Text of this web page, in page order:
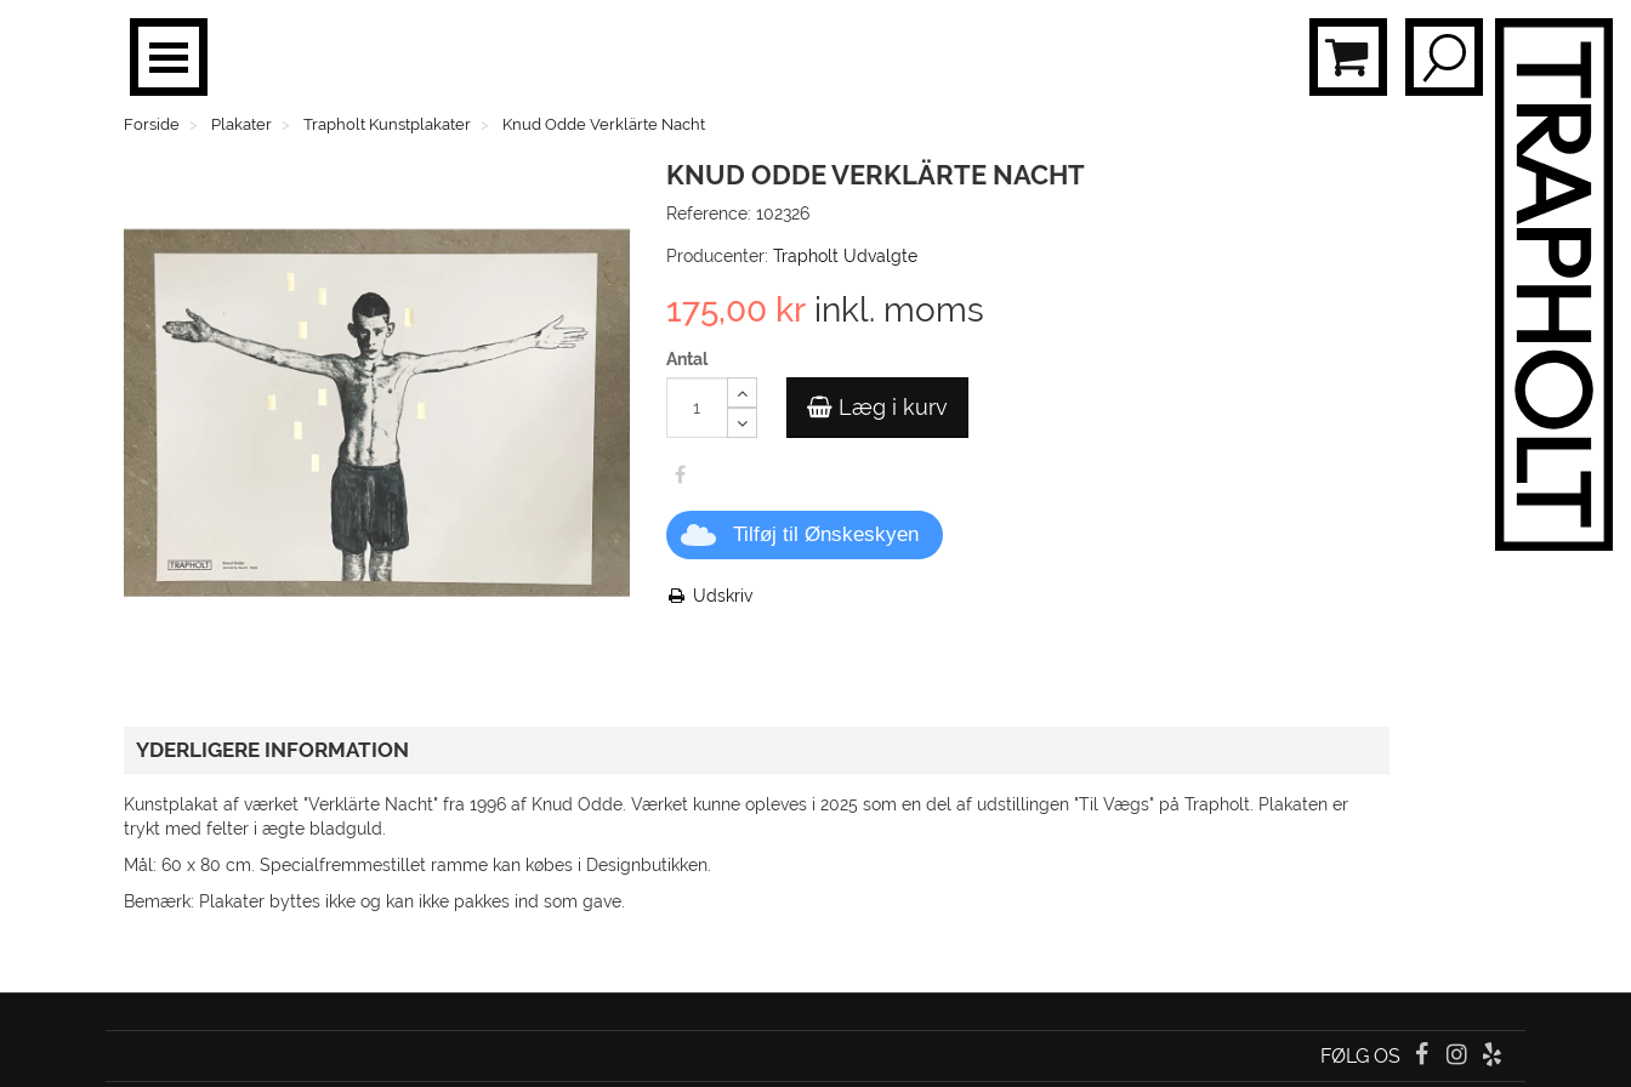
MOBILER
BRUGSKUNST
FASHION
SMYKKER
MENS CORNER
GAVEKORT
Forside Plakater Trapholt Kunstplakater Knud Odde Verklärte Nacht
KNUD ODDE VERKLÄRTE NACHT
Reference: 102326
Producenter: Trapholt Udvalgte
175,00 krinkl. moms
Antal
Læg i kurv
Tilføj til Ønskeskyen
Udskriv
YDERLIGERE INFORMATION
Kunstplakat af værket "Verklärte Nacht" fra 1996 af Knud Odde. Værket kunne opleves i 2025 som en del af udstillingen "Til Vægs" på Trapholt. Plakaten er
trykt med felter i ægte bladguld.
Mål: 60 x 80 cm. Specialfremmestillet ramme kan købes i Designbutikken.
Bemærk: Plakater byttes ikke og kan ikke pakkes ind som gave.
FØLG OS